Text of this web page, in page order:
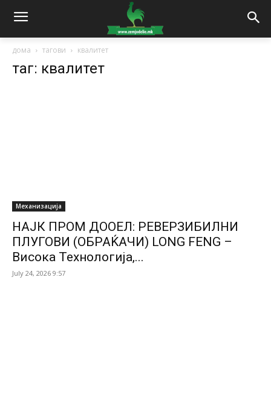
дома тагови квалитет
таг: квалитет
Механизација
НАЈК ПРОМ ДООЕЛ: РЕВЕРЗИБИЛНИ
ПЛУГОВИ (ОБРАЌАЧИ) LONG FENG –
Висока Технологија,...
July 24, 2026 9:57